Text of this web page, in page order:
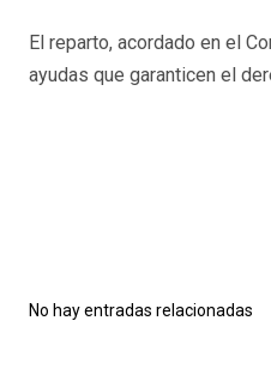
El reparto, acordado en el
ayudas que garanticen el
No hay entradas relacionadas